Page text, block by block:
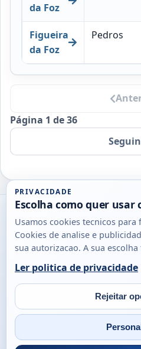
da Foz
Figueira
da Foz
Pedros
Página 1 de 36
Utils
DB
Consultas
para
cidadaos,
em
SobrePrivacidade
PRIVACIDADE
Escolha como quer usar
Usamos cookies tecnicos
Cookies de analise e
sua autorizacao. A sua
Ler politica de privacidade
Rejeitar